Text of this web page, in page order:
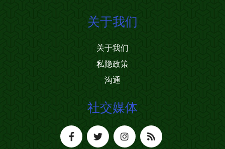
关于我们
关于我们
私隐政策
沟通
社交媒体